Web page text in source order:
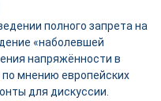
полного запрета на
«наболевшей
напряжённости в
по мнению европейских
для дискуссии.